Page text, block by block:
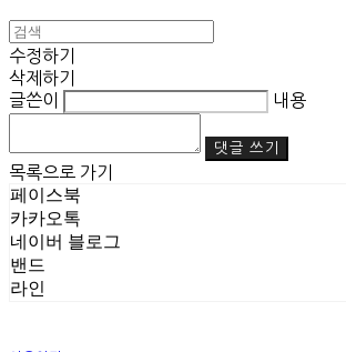
수정하기
삭제하기
글쓴이
내용
댓글 쓰기
목록으로 가기
페이스북
카카오톡
네이버 블로그
밴드
라인